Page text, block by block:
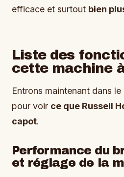
efficace et surtout bien
Liste des
cette machine
Entrons maintenant dans
pour voir ce que Russell
capot.
Performance du
et réglage de la